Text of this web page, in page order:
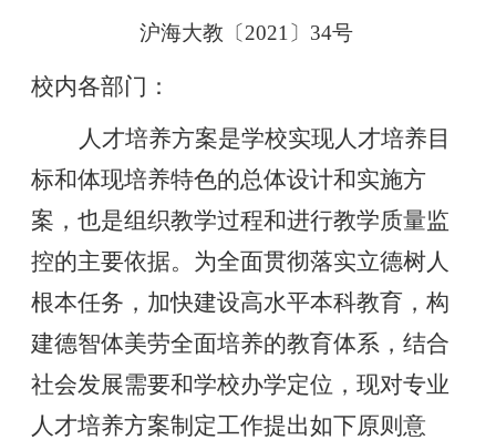
沪海大教〔 2021〕34号
校内各部门：
人才培养方案是学校实现人才培养目
标和体现培养特色的总体设计和实施方
案，也是组织教学过程和进行教学质量监
控的主要依据。为全面贯彻落实立德树人
根本任务，加快建设高水平本科教育，构
建德智体美劳全面培养的教育体系，结合
社会发展需要和学校办学定位，现对专业
人才培养方案制定工作提出如下原则意